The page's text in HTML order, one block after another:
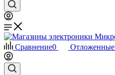
Сравнение0 Отложенные